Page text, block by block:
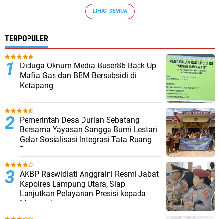
LIHAT SEMUA
TERPOPULER
Diduga Oknum Media Buser86 Back Up
Mafia Gas dan BBM Bersubsidi di
Ketapang
Pemerintah Desa Durian Sebatang
Bersama Yayasan Sangga Bumi Lestari
Gelar Sosialisasi Integrasi Tata Ruang
Desa
AKBP Raswidiati Anggraini Resmi Jabat
Kapolres Lampung Utara, Siap
Lanjutkan Pelayanan Presisi kepada
Masyarakat